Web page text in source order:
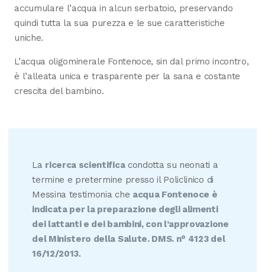
accumulare l’acqua in alcun serbatoio, preservando
quindi tutta la sua purezza e le sue caratteristiche
uniche.
L’acqua oligominerale Fontenoce, sin dal primo incontro,
è l’alleata unica e trasparente per la sana e costante
crescita del bambino.
La ricerca scientificacondotta su neonati a
termine e pretermine presso il Policlinico di
Messina testimonia che acqua Fontenoce è
indicata per la preparazione degli alimenti
dei lattanti e dei bambini, con l’approvazione
del Ministero della Salute. DMS. n° 4123 del
16/12/2013.